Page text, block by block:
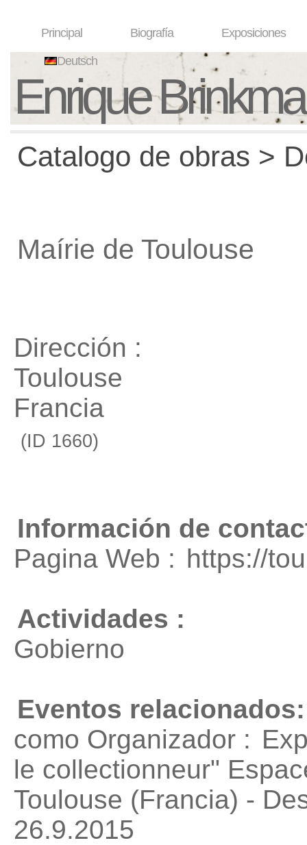
Principal Biografía Exposiciones
Deutsch
Enrique
Catalogo de obras >
Maírie de Toulouse
Dirección :
Toulouse
Francia
(ID 1660)
Información de
Pagina Web : https://
Actividades :
Gobierno
Eventos relacionados:
como Organizador :
le collectionneur"
Toulouse (Francia) -
26.9.2015